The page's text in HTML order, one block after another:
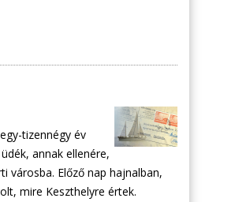
tizennégy év
annak ellenére,
városba. Előző nap hajnalban,
mire Keszthelyre értek.